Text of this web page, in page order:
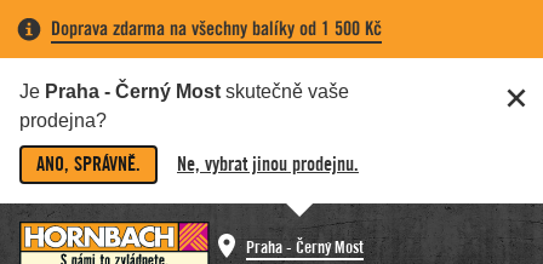
Doprava zdarma na všechny balíky od 1 500 Kč
Je Praha - Černý Most skutečně vaše
prodejna?
ANO, SPRÁVNĚ. Ne, vybrat jinou prodejnu.
Praha - Černý Most